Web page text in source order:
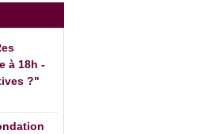
à 18h -
?"